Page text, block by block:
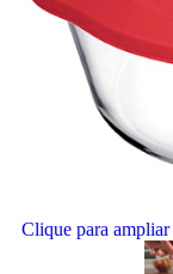
Clique para ampliar